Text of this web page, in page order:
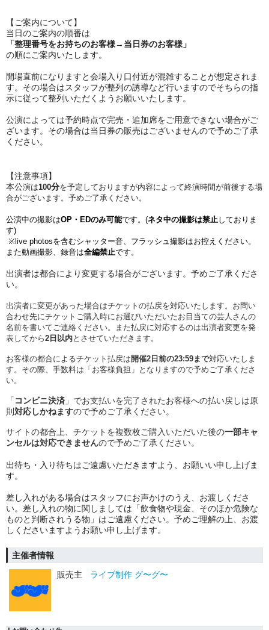
【ご案内について】
︎当日のご案内の順番は
「整理番号をお持ちのお客様→当日券のお客様」
の順にご案内いたします。
︎開場直前になりますと会場入り口付近が混雑することが想定されま
す。その場合はスタッフが整列の誘導など行いますのでそちらの指
示に従って整列いただくようお願いいたします。
︎公演によっては予約時点で完売・追加席をご用意できない場合がご
ざいます。その場合は当日券の販売はございませんので予めご了承
ください。
【注意事項】
︎本公演は100分を予定しておりますが内容によって終演時間が前後する場
合がございます。予めご了承ください。
公演中の撮影はOP・EDのみ可能です。(ネタ中の撮影は禁止しておりま
す)
※live photosを含むシャッター音、フラッシュ撮影はお控えください。
また動画撮影、録音は全編禁止です。
︎出演者は都合により変更する場合がございます。予めご了承くださ
い。
︎出演者に変更があった場合はチケットの払戻を対応いたします。お問い
合わせ先にチケットご購入時にお選びいただいたお目当ての芸人さんの
名前を書いてご連絡ください。また払戻に対応するのは出演者変更を発
表してから2日以内とさせていただきます。
お客様の都合によるチケット払戻は 開催2日前の23:59まで対応いたしま
す。その際、 手数料は「お客様負担」となりますので予めご了承くださ
い。
「 コンビニ決済 」でお支払いを完了されたお客様への払い戻しは原
則 対応しかねますので予めご了承ください。
サイトの都合上、チケットを複数枚ご購入いただいた後の一部キャ
ンセルは対応できませんので予めご了承ください。
︎出待ち・入り待ちはご遠慮いただきますよう、お願いい申し上げま
す。
︎差し入れがある場合はスタッフにお声かけのうえ、お渡しくださ
い。差し入れの物に関しましては「飲食物や現金、そのほか危険な
ものと判断されうる物」はご遠慮ください。予めご理解の上、お渡
しくださいますようお願い申し上げます。
主催者情報
販売主
ライブ制作 グ〜グ〜